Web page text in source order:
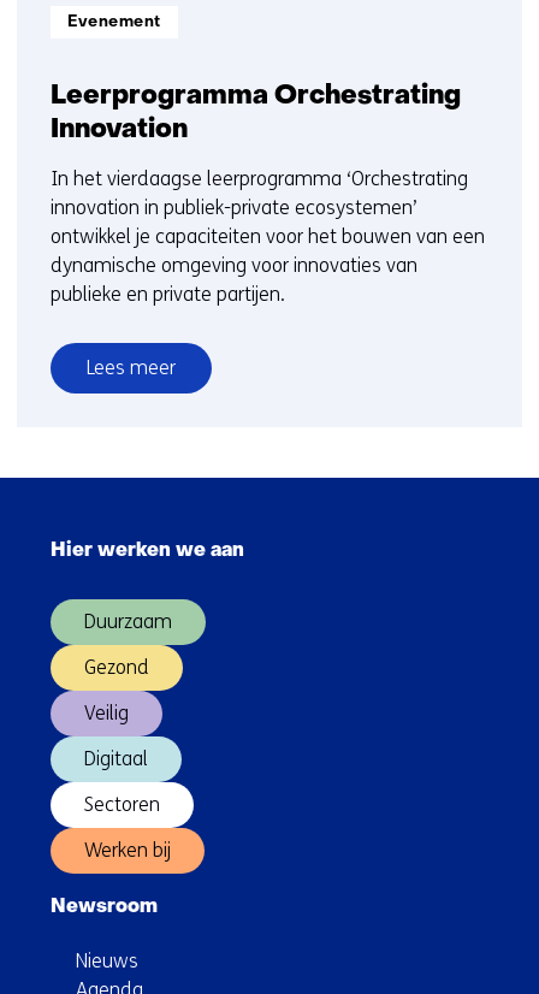
Leerprogramma Orchestrating
Innovation
Informatietype:
Evenement
In het vierdaagse leerprogramma ‘Orchestrating
innovation in publiek-private ecosystemen’
ontwikkel je capaciteiten voor het bouwen van een
dynamische omgeving voor innovaties van
publieke en private partijen.
Lees meer
over
Innovation
Hier werken we aan
Duurzaam
Gezond
Veilig
Digitaal
Sectoren
Werken bij
Newsroom
Nieuws